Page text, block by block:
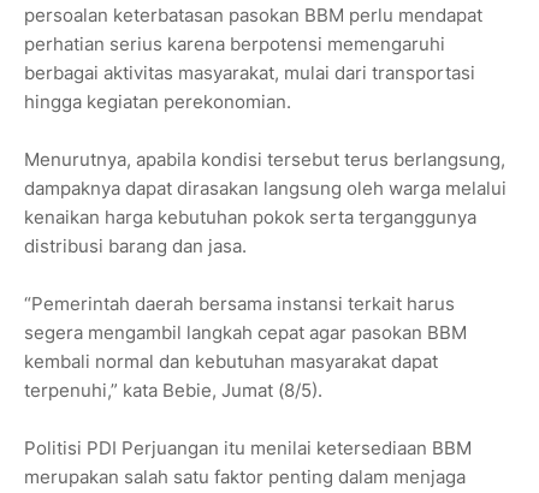
persoalan keterbatasan pasokan BBM perlu mendapat
perhatian serius karena berpotensi memengaruhi
berbagai aktivitas masyarakat, mulai dari transportasi
hingga kegiatan perekonomian.
Menurutnya, apabila kondisi tersebut terus berlangsung,
dampaknya dapat dirasakan langsung oleh warga melalui
kenaikan harga kebutuhan pokok serta terganggunya
distribusi barang dan jasa.
“Pemerintah daerah bersama instansi terkait harus
segera mengambil langkah cepat agar pasokan BBM
kembali normal dan kebutuhan masyarakat dapat
terpenuhi,” kata Bebie, Jumat (8/5).
Politisi PDI Perjuangan itu menilai ketersediaan BBM
merupakan salah satu faktor penting dalam menjaga